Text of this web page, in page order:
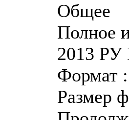
Общее
Полное
2013 РУ
Формат
Размер